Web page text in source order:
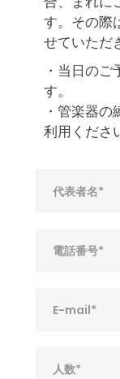
す。その際
せていただ
・当日の
す。
・管楽器
利用くださ